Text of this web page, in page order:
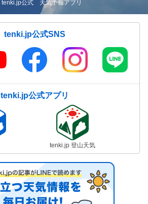
tenki.jp公式 天気予報アプリ
tenki.jp公式SNS
tenki.jp公式アプリ
tenki.jp 登山天気